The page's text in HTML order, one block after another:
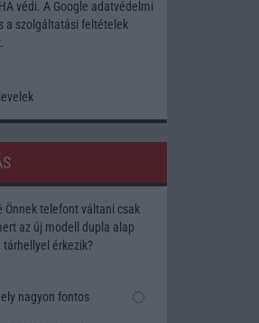
védi. A Google adatvédelmi
a szolgáltatási feltételek
Önnek telefont váltani csak
az új modell dupla alap
tárhellyel érkezik?
nagyon fontos